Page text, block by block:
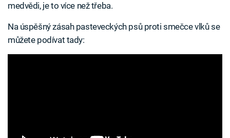
medvědi, je to více než třeba.
Na úspěšný zásah pasteveckých psů proti smečce vlků se
můžete podívat tady: